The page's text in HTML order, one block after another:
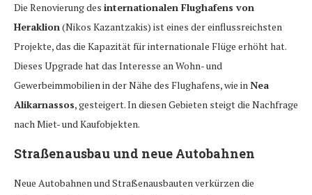
Die Renovierung des internationalen Flughafens von
Heraklion(Nikos Kazantzakis) ist eines der einflussreichsten
Projekte, das die Kapazität für internationale Flüge erhöht hat.
Dieses Upgrade hat das Interesse an Wohn- und
Gewerbeimmobilien in der Nähe des Flughafens, wie inNea
Alikarnassos, gesteigert. In diesen Gebieten steigt die Nachfrage
nach Miet- und Kaufobjekten.
Straßenausbau und neue Autobahnen
Neue Autobahnen und Straßenausbauten verkürzen die